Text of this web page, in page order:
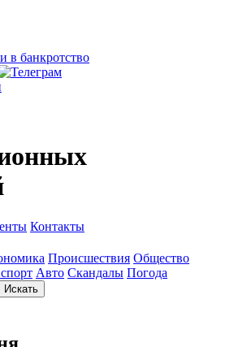
в банкротство
Контакты
Происшествия Общество
Авто Скандалы Погода